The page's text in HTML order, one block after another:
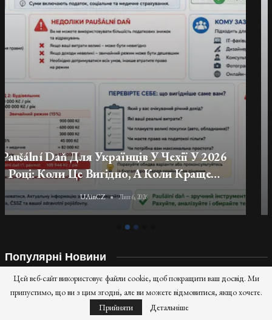
Податки, Соціальне Та Медичне
Страхування Для Українців-Підприємців У
Чехії
UAinCZ Лип 6, 2026
Популярні Новини
ВАКС забовʼязав НАБУ відкрити справу щодо
продажу кредитів…
Цей веб-сайт використовує файли cookie, щоб покращити ваш досвід. Ми
припустимо, що ви з цим згодні, але ви можете відмовитися, якщо хочете.
Прийняти
Детальніше